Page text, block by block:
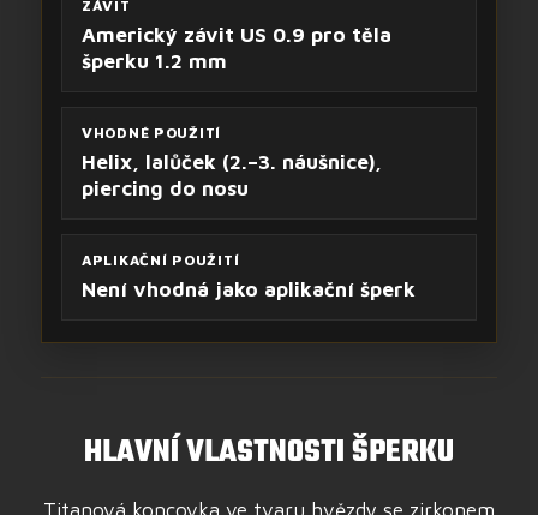
ZÁVIT
Americký závit US 0.9 pro těla
šperku 1.2 mm
VHODNÉ POUŽITÍ
Helix, lalůček (2.–3. náušnice),
piercing do nosu
APLIKAČNÍ POUŽITÍ
Není vhodná jako aplikační šperk
HLAVNÍ VLASTNOSTI ŠPERKU